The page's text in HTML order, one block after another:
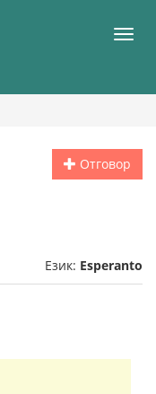
Отговор
Език: Esperanto